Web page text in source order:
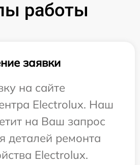
работы
заявки
на сайте
Electrolux. Наш
на Ваш запрос
деталей ремонта
Electrolux.